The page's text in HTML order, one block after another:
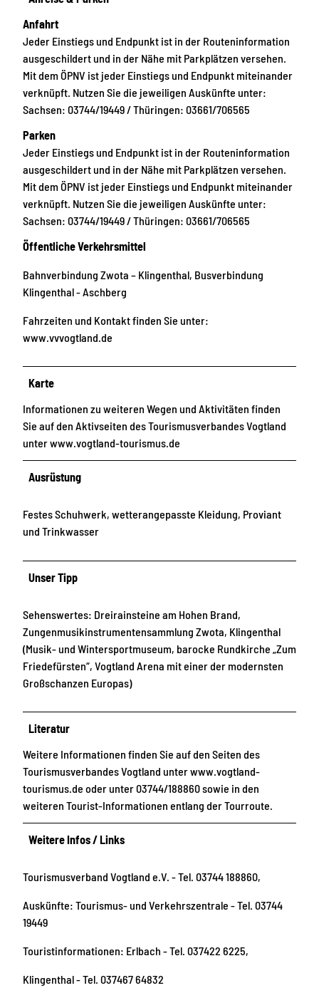
Anfahrt
Jeder Einstiegs und Endpunkt ist in der Routeninformation
ausgeschildert und in der Nähe mit Parkplätzen versehen.
Mit dem ÖPNV ist jeder Einstiegs und Endpunkt miteinander
verknüpft. Nutzen Sie die jeweiligen Auskünfte unter:
Sachsen: 03744/19449 / Thüringen: 03661/706565
Parken
Jeder Einstiegs und Endpunkt ist in der Routeninformation
ausgeschildert und in der Nähe mit Parkplätzen versehen.
Mit dem ÖPNV ist jeder Einstiegs und Endpunkt miteinander
verknüpft. Nutzen Sie die jeweiligen Auskünfte unter:
Sachsen: 03744/19449 / Thüringen: 03661/706565
Öffentliche Verkehrsmittel
Bahnverbindung Zwota – Klingenthal, Busverbindung
Klingenthal - Aschberg
Fahrzeiten und Kontakt finden Sie unter:
www.vvvogtland.de
Karte
Informationen zu weiteren Wegen und Aktivitäten finden
Sie auf den Aktivseiten des Tourismusverbandes Vogtland
unter www.vogtland-tourismus.de
Ausrüstung
Festes Schuhwerk, wetterangepasste Kleidung, Proviant
und Trinkwasser
Unser Tipp
Sehenswertes: Dreirainsteine am Hohen Brand,
Zungenmusikinstrumentensammlung Zwota, Klingenthal
(Musik- und Wintersportmuseum, barocke Rundkirche „Zum
Friedefürsten“, Vogtland Arena mit einer der modernsten
Großschanzen Europas)
Literatur
Weitere Informationen finden Sie auf den Seiten des
Tourismusverbandes Vogtland unter www.vogtland-
tourismus.de oder unter 03744/188860 sowie in den
weiteren Tourist-Informationen entlang der Tourroute.
Weitere Infos / Links
Tourismusverband Vogtland e.V. - Tel. 03744 188860,
Auskünfte: Tourismus- und Verkehrszentrale - Tel. 03744
19449
Touristinformationen: Erlbach - Tel. 037422 6225,
Klingenthal - Tel. 037467 64832